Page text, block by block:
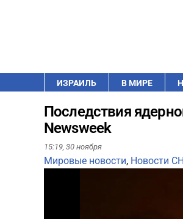
ИЗРАИЛЬ В МИРЕ
Последствия
Newsweek
15:19, 30 ноября
Мировые новости, Новости